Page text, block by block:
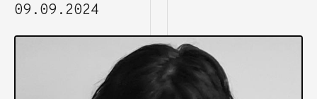
09.09.2024